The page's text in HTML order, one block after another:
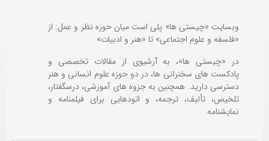
وبسایت «چیستی ها» پلی است میان حوزه نظر و عمل: از
«فلسفه و علوم اجتماعی» تا «هنر و ادبیات»
در «چیستی ها»، به آرشیوی از مقالات تخصصی و
پادکست های سخنرانی ها، در دو حوزه علوم انسانی و هنر
دسترسی دارید. همچنین به جزوه های آموزشی، درسگفتار،
تلخیص، تألیف، ترجمه، و اتودهایی برایفیلمنامه و
نمایشنامه.